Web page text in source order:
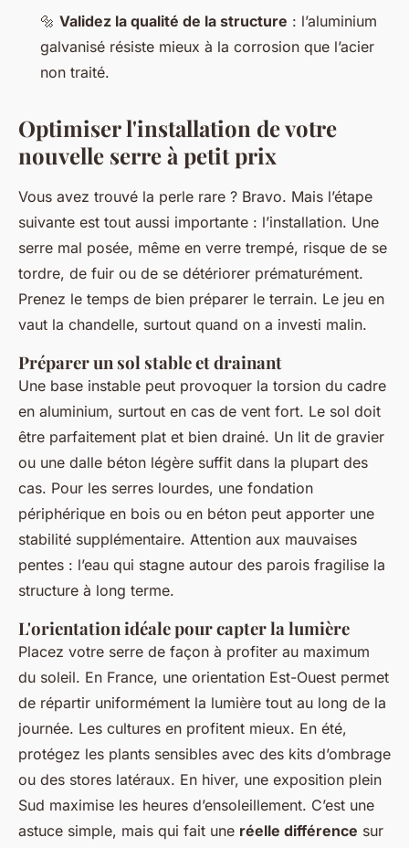
🔩 Validez la qualité de la structure : l’aluminium
galvanisé résiste mieux à la corrosion que l’acier
non traité.
Optimiser l'installation de votre
nouvelle serre à petit prix
Vous avez trouvé la perle rare ? Bravo. Mais l’étape
suivante est tout aussi importante : l’installation. Une
serre mal posée, même en verre trempé, risque de se
tordre, de fuir ou de se détériorer prématurément.
Prenez le temps de bien préparer le terrain. Le jeu en
vaut la chandelle, surtout quand on a investi malin.
Préparer un sol stable et drainant
Une base instable peut provoquer la torsion du cadre
en aluminium, surtout en cas de vent fort. Le sol doit
être parfaitement plat et bien drainé. Un lit de gravier
ou une dalle béton légère suffit dans la plupart des
cas. Pour les serres lourdes, une fondation
périphérique en bois ou en béton peut apporter une
stabilité supplémentaire. Attention aux mauvaises
pentes : l’eau qui stagne autour des parois fragilise la
structure à long terme.
L'orientation idéale pour capter la lumière
Placez votre serre de façon à profiter au maximum
du soleil. En France, une orientation Est-Ouest permet
de répartir uniformément la lumière tout au long de la
journée. Les cultures en profitent mieux. En été,
protégez les plants sensibles avec des kits d’ombrage
ou des stores latéraux. En hiver, une exposition plein
Sud maximise les heures d’ensoleillement. C’est une
astuce simple, mais qui fait une réelle différence sur